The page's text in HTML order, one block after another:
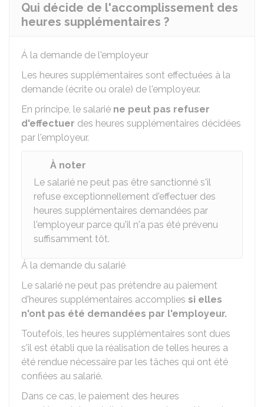
Qui décide de l'accomplissement des
heures supplémentaires ?
Á la demande de l'employeur
Les heures supplémentaires sont effectuées à la
demande (écrite ou orale) de l'employeur.
En principe, le salarié ne peut pas refuser
d'effectuer des heures supplémentaires décidées
par l'employeur.
À noter
Le salarié ne peut pas être sanctionné s'il
refuse exceptionnellement d'effectuer des
heures supplémentaires demandées par
l'employeur parce qu'il n'a pas été prévenu
suffisamment tôt.
Á la demande du salarié
Le salarié ne peut pas prétendre au paiement
d'heures supplémentaires accomplies si elles
n'ont pas été demandées par l'employeur.
Toutefois, les heures supplémentaires sont dues
s'il est établi que la réalisation de telles heures a
été rendue nécessaire par les tâches qui ont été
confiées au salarié.
Dans ce cas, le paiement des heures